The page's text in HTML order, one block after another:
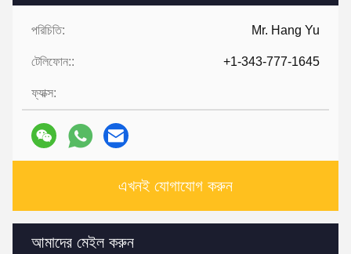
পরিচিতি: Mr. Hang Yu
টেলিফোন:: +1-343-777-1645
ফ্যাক্স:
এখনই যোগাযোগ করুন
আমাদের মেইল ​​করুন